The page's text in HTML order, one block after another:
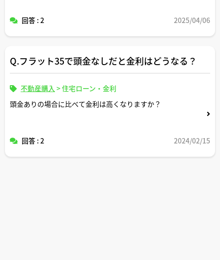
回答 : 2 2025/04/06
Q.フラット35で頭金なしだと金利はどうなる？
不動産購入 >住宅ローン・金利
頭金ありの場合に比べて金利は高くなりますか？
回答 : 2 2024/02/15